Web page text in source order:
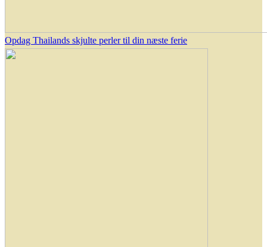
Opdag Thailands skjulte perler til din næste ferie